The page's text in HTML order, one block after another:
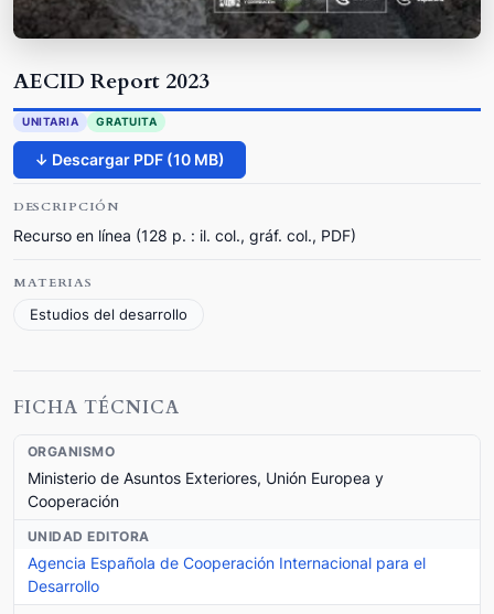
AECID Report 2023
UNITARIA GRATUITA
↓ Descargar PDF (10 MB)
DESCRIPCIÓN
Recurso en línea (128 p. : il. col., gráf. col., PDF)
MATERIAS
Estudios del desarrollo
FICHA TÉCNICA
ORGANISMO
Ministerio de Asuntos Exteriores, Unión Europea y
Cooperación
UNIDAD EDITORA
Agencia Española de Cooperación Internacional para el
Desarrollo